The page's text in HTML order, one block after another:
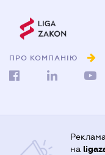
ПРО КОМПАНІЮ
на